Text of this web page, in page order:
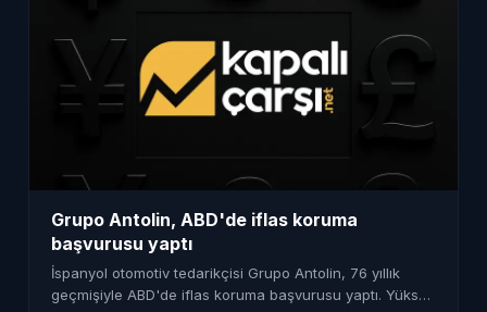
Grupo Antolin, ABD'de iflas koruma
başvurusu yaptı
İspanyol otomotiv tedarikçisi Grupo Antolin, 76 yıllık
geçmişiyle ABD'de iflas koruma başvurusu yaptı. Yüksek